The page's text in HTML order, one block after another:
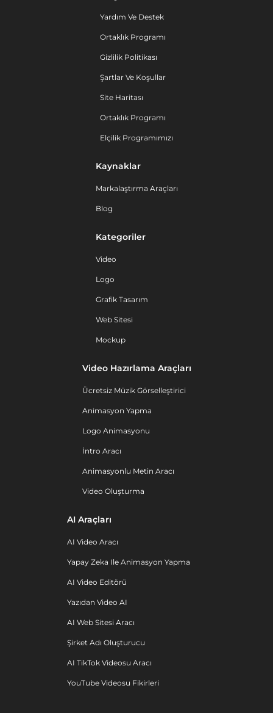
Yardım Ve Destek
Ortaklık Programı
Gizlilik Politikası
Şartlar Ve Koşullar
Site Haritası
Ortaklık Programı
Elçilik Programımızı
Kaynaklar
Markalaştırma Araçları
Blog
Kategoriler
Video
Logo
Grafik Tasarım
Web Sitesi
Mockup
Video Hazırlama Araçları
Ücretsiz Müzik Görselleştirici
Animasyon Yapma
Logo Animasyonu
İntro Aracı
Animasyonlu Metin Aracı
Video Oluşturma
AI Araçları
AI Video Aracı
Yapay Zeka Ile Animasyon Yapma
AI Video Editörü
Yazıdan Video AI
AI Web Sitesi Aracı
Şirket Adı Oluşturucu
AI TikTok Videosu Aracı
YouTube Videosu Fikirleri